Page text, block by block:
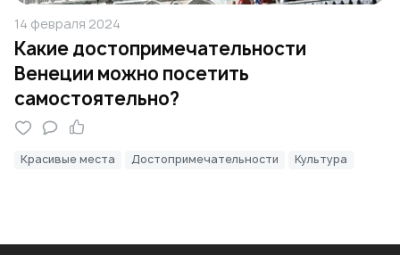
14 февраля 2024
Какие достопримечательности
Венеции можно посетить
самостоятельно?
Красивые места Достопримечательности Культура